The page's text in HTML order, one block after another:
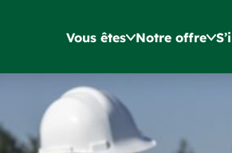
Vous êtes Notre offre